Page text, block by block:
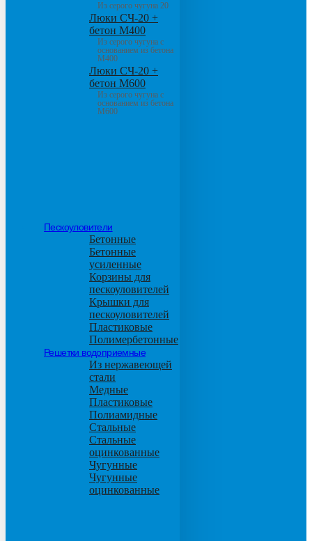
Из серого чугуна 20
Люки СЧ-20 +
бетон М400
Из серого чугуна с
основанием из бетона
М400
Люки СЧ-20 +
бетон М600
Из серого чугуна с
основанием из бетона
М600
Пескоуловители
Бетонные
Бетонные
усиленные
Корзины для
пескоуловителей
Крышки для
пескоуловителей
Пластиковые
Полимербетонные
Решетки водоприемные
Из нержавеющей
стали
Медные
Пластиковые
Полиамидные
Стальные
Стальные
оцинкованные
Чугунные
Чугунные
оцинкованные